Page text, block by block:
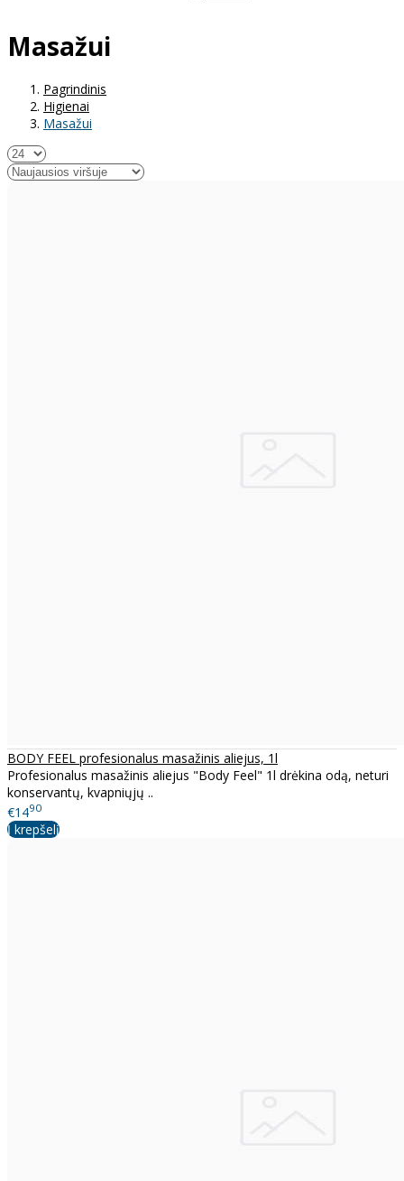
Masažui
Pagrindinis
Higienai
Masažui
BODY FEEL profesionalus masažinis aliejus, 1l
Profesionalus masažinis aliejus "Body Feel" 1l drėkina odą, neturi
konservantų, kvapniųjų ..
€1490
Į krepšelį